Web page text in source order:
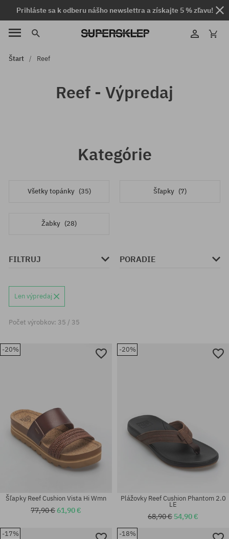
Prihláste sa k odberu nášho newslettra a získajte 5 % zľavu!
Štart Reef
Reef - Výpredaj
Kategórie
Všetky topánky (35) Šľapky (7)
Žabky (28)
FILTRUJ PORADIE
Len výpredaj
Počet výrobkov: 35 / 35
-20%
Šľapky Reef Cushion Vista Hi Wmn
77,90 €61,90 €
-20%
Plážovky Reef Cushion Phantom 2.0
LE
68,90 € 54,90 €
-17% -18%